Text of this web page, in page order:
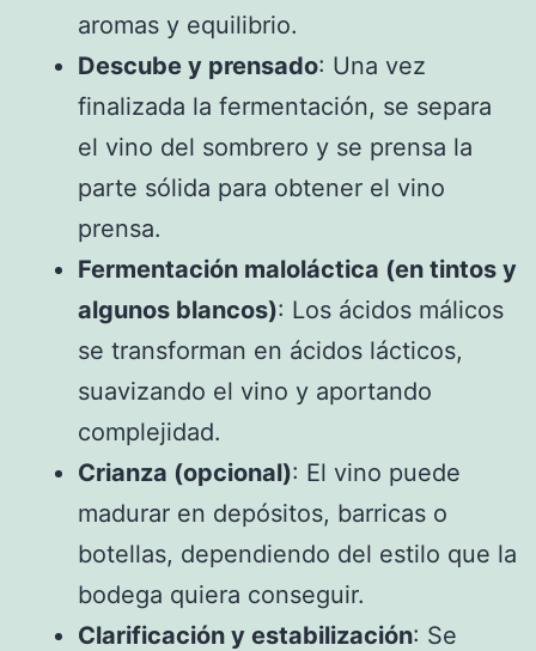
aromas y equilibrio.
Descube y prensado: Una vez
finalizada la fermentación, se separa
el vino del sombrero y se prensa la
parte sólida para obtener el vino
prensa.
Fermentación maloláctica (en tintos y
algunos blancos): Los ácidos málicos
se transforman en ácidos lácticos,
suavizando el vino y aportando
complejidad.
Crianza (opcional): El vino puede
madurar en depósitos, barricas o
botellas, dependiendo del estilo que la
bodega quiera conseguir.
Clarificación y estabilización: Se